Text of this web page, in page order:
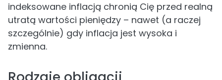
indeksowane inflacją chronią Cię przed realną
utratą wartości pieniędzy – nawet (a raczej
szczególnie) gdy inflacja jest wysoka i
zmienna.